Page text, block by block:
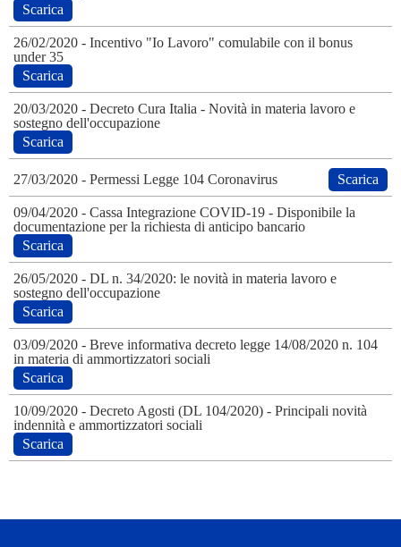
Scarica
26/02/2020 - Incentivo "Io Lavoro" comulabile con il bonus
under 35
Scarica
20/03/2020 - Decreto Cura Italia - Novità in materia lavoro e
sostegno dell'occupazione
Scarica
27/03/2020 - Permessi Legge 104 Coronavirus Scarica
09/04/2020 - Cassa Integrazione COVID-19 - Disponibile la
documentazione per la richiesta di anticipo bancario
Scarica
26/05/2020 - DL n. 34/2020: le novità in materia lavoro e
sostegno dell'occupazione
Scarica
03/09/2020 - Breve informativa decreto legge 14/08/2020 n. 104
in materia di ammortizzatori sociali
Scarica
10/09/2020 - Decreto Agosti (DL 104/2020) - Principali novità
indennità e ammortizzatori sociali
Scarica